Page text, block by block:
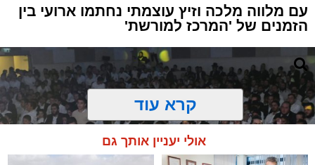
עם מלווה מלכה וזיץ עוצמתי נחתמו ארועי בין
הזמנים של 'המרכז למורשת'
קרא עוד
אולי יעניין אותך גם